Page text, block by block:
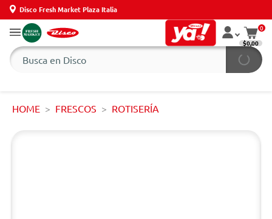
Disco Fresh Market Plaza Italia
0
$0,00
HOME FRESCOS ROTISERÍA